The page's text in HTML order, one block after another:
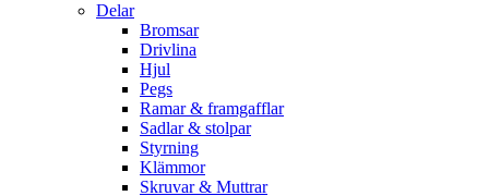
Delar
Bromsar
Drivlina
Hjul
Pegs
Ramar & framgafflar
Sadlar & stolpar
Styrning
Klämmor
Skruvar & Muttrar